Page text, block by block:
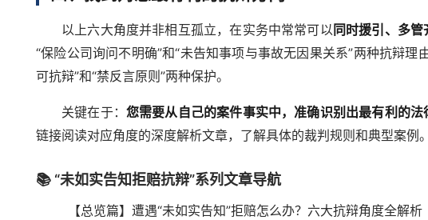
以上六大角度并非相互孤立，在实务中常常可以 同时援引、多管
“保险公司询问不明确”和“未告知事项与事故无因果关系”两种抗辩理
可抗辩”和“禁反言原则”两种保护。
关键在于： 您需要从自己的案件事实中，准确识别出最有利的法
链接阅读对应角度的深度解析文章，了解具体的裁判规则和典型案例。
📚 “未如实告知拒赔抗辩”系列文章导航
【总览篇】遭遇“未如实告知”拒赔怎么办？六大抗辩角度全解析